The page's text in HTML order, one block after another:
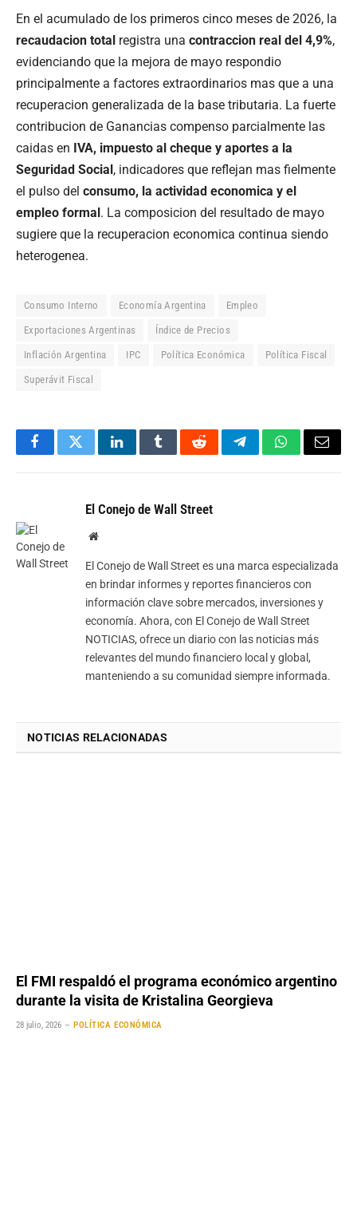
En el acumulado de los primeros cinco meses de 2026, la
recaudacion total registra una contraccion real del 4,9%,
evidenciando que la mejora de mayo respondio
principalmente a factores extraordinarios mas que a una
recuperacion generalizada de la base tributaria. La fuerte
contribucion de Ganancias compenso parcialmente las
caidas en IVA, impuesto al cheque y aportes a la
Seguridad Social , indicadores que reflejan mas fielmente
el pulso del consumo, la actividad economica y el
empleo formal . La composicion del resultado de mayo
sugiere que la recuperacion economica continua siendo
heterogenea.
Consumo Interno Economía Argentina Empleo
Exportaciones Argentinas Índice de Precios
Inflación Argentina IPC Política Económica Política Fiscal
Superávit Fiscal
FacebookTwitterLinkedInTumblrRedditTelegramWhatsApp
Email
El Conejo de Wall Street
Website
El Conejo de Wall Street es una marca especializada
en brindar informes y reportes financieros con
información clave sobre mercados, inversiones y
economía. Ahora, con El Conejo de Wall Street
NOTICIAS, ofrece un diario con las noticias más
relevantes del mundo financiero local y global,
manteniendo a su comunidad siempre informada.
NOTICIAS RELACIONADAS
El FMI respaldó el programa económico argentino
durante la visita de Kristalina Georgieva
28 julio, 2026 POLÍTICA ECONÓMICA